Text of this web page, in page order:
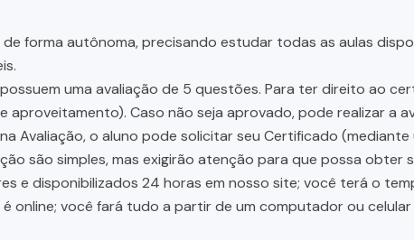
forma autônoma, precisando estudar todas as aulas
uma avaliação de 5 questões. Para ter direito ao
aproveitamento). Caso não seja aprovado, pode realizar a
Avaliação, o aluno pode solicitar seu Certificado
são simples, mas exigirão atenção para que possa obter
e disponibilizados 24 horas em nosso site; você terá o
online; você fará tudo a partir de um computador ou